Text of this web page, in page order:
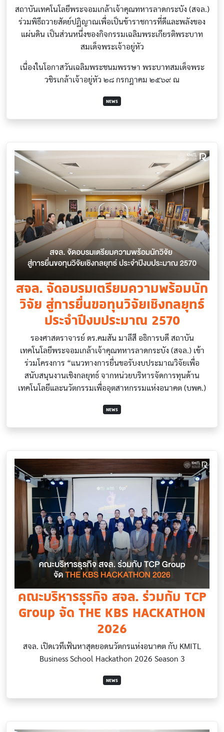
สถาบันเทคโนโลยีพระจอมเกล้าเจ้าคุณทหารลาดกระบัง (สจล.)
ร่วมพิธีถวายสัตย์ปฏิญาณเพื่อเป็นข้าราชการที่ดีและพลังของ
แผ่นดิน เป็นส่วนหนึ่งของกิจกรรมเฉลิมพระเกียรติพระบาท
สมเด็จพระเจ้าอยู่หัว
เนื่องในโอกาสวันเฉลิมพระชนมพรรษา พระบาทสมเด็จพระ
วชิรเกล้าเจ้าอยู่หัว ๒๘ กรกฎาคม ๒๕๖๙ ณ
NEWS
สจล. จัดอบรมเตรียมความพร้อมนัก
วิจัย สู่การยื่นขอทุนวิจัยเชิงกลยุทธ์
ประจำปีงบประมาณ 2570
รองศาสตราจารย์ ดร.คมสัน มาลีสี อธิการบดี สถาบัน
เทคโนโลยีพระจอมเกล้าเจ้าคุณทหารลาดกระบัง (สจล.) เข้า
ร่วมโครงการ “แนวทางการยื่นขอรับงบประมาณวิจัยเพื่อ
สนับสนุนงานเชิงกลยุทธ์ จากหน่วยบริหารจัดการทุนด้าน
เทคโนโลยีและนวัตกรรมเพื่ออุตสาหกรรมแห่งอนาคต (บพค.)
NEWS
คณะบริหารธุรกิจ สจล. ร่วมกับ TCP
Group จัด THE KBS HACKATHON
2026
สจล. เปิดเวทีเฟ้นหาสุดยอดนวัตกรแห่งอนาคต กับ KMITL
Business School Hackathon 2026 Season 3
NEWS